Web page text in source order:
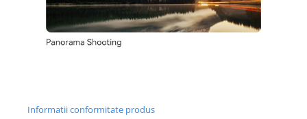
Informatii conformitate produs